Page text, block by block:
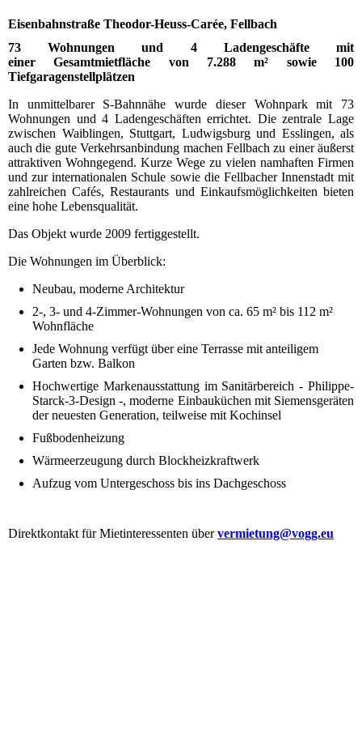
Eisenbahnstraße Theodor-Heuss-Carée, Fellbach
73 Wohnungen und 4 Ladengeschäfte mit
einer Gesamtmietfläche von 7.288 m² sowie 100
Tiefgaragenstellplätzen
In unmittelbarer S-Bahnnähe wurde dieser Wohnpark mit 73
Wohnungen und 4 Ladengeschäften errichtet. Die zentrale Lage
zwischen Waiblingen, Stuttgart, Ludwigsburg und Esslingen, als
auch die gute Verkehrsanbindung machen Fellbach zu einer äußerst
attraktiven Wohngegend. Kurze Wege zu vielen namhaften Firmen
und zur internationalen Schule sowie die Fellbacher Innenstadt mit
zahlreichen Cafés, Restaurants und Einkaufsmöglichkeiten bieten
eine hohe Lebensqualität.
Das Objekt wurde 2009 fertiggestellt.
Die Wohnungen im Überblick:
Neubau, moderne Architektur
2-, 3- und 4-Zimmer-Wohnungen von ca. 65 m² bis 112 m²
Wohnfläche
Jede Wohnung verfügt über eine Terrasse mit anteiligem
Garten bzw. Balkon
Hochwertige Markenausstattung im Sanitärbereich - Philippe-
Starck-3-Design -, moderne Einbauküchen mit Siemensgeräten
der neuesten Generation, teilweise mit Kochinsel
Fußbodenheizung
Wärmeerzeugung durch Blockheizkraftwerk
Aufzug vom Untergeschoss bis ins Dachgeschoss
Direktkontakt für Mietinteressenten übervermietung@vogg.eu